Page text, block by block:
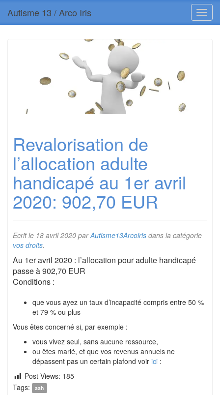
Autisme 13 / Arco Iris
Revalorisation de
l’allocation adulte
handicapé au 1er avril
2020: 902,70 EUR
Ecrit le 18 avril 2020 parAutisme13Arcoiris dans la catégorie
vos droits.
Au 1er avril 2020 : l’allocation pour adulte handicapé
passe à 902,70 EUR
Conditions :
que vous ayez un taux d’incapacité compris entre 50 %
et 79 % ou plus
Vous êtes concerné si, par exemple :
vous vivez seul, sans aucune ressource,
ou êtes marié, et que vos revenus annuels ne
dépassent pas un certain plafond voir ici :
Post Views: 185
Tags:
aah